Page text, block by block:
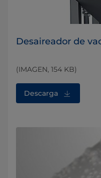
Desaireador de
(IMAGEN, 154 KB)
Descarga